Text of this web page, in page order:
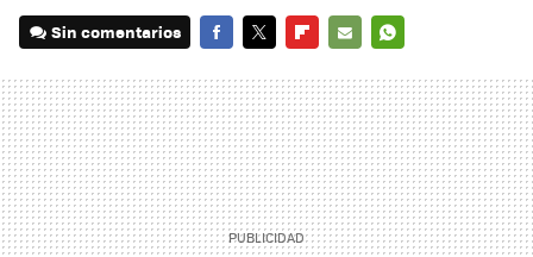
Sin comentarios
MAIL